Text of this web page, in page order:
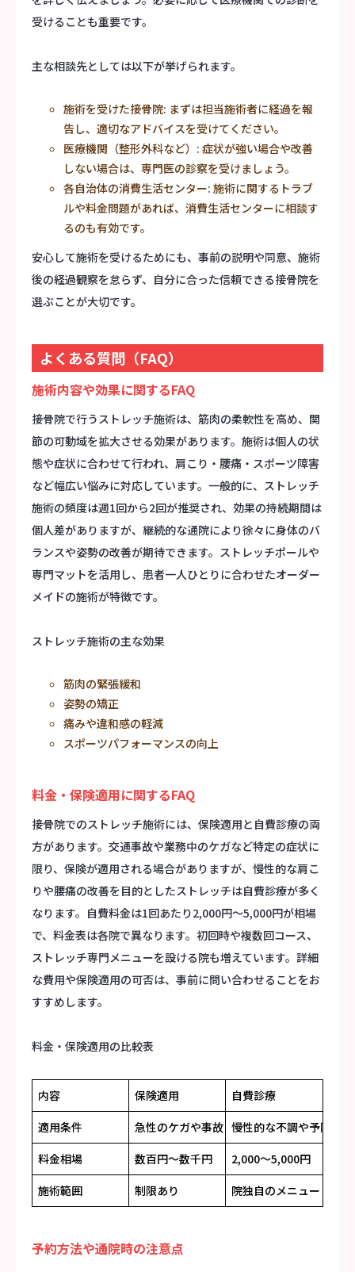
受けることも重要です。
主な相談先としては以下が挙げられます。
施術を受けた接骨院: まずは担当施術者に経過を報
告し、適切なアドバイスを受けてください。
医療機関（整形外科など）: 症状が強い場合や改善
しない場合は、専門医の診察を受けましょう。
各自治体の消費生活センター: 施術に関するトラブ
ルや料金問題があれば、消費生活センターに相談す
るのも有効です。
安心して施術を受けるためにも、事前の説明や同意、施術
後の経過観察を怠らず、自分に合った信頼できる接骨院を
選ぶことが大切です。
よくある質問（FAQ）
施術内容や効果に関するFAQ
接骨院で行うストレッチ施術は、筋肉の柔軟性を高め、関
節の可動域を拡大させる効果があります。施術は個人の状
態や症状に合わせて行われ、肩こり・腰痛・スポーツ障害
など幅広い悩みに対応しています。一般的に、ストレッチ
施術の頻度は週1回から2回が推奨され、効果の持続期間は
個人差がありますが、継続的な通院により徐々に身体のバ
ランスや姿勢の改善が期待できます。ストレッチポールや
専門マットを活用し、患者一人ひとりに合わせたオーダー
メイドの施術が特徴です。
ストレッチ施術の主な効果
筋肉の緊張緩和
姿勢の矯正
痛みや違和感の軽減
スポーツパフォーマンスの向上
料金・保険適用に関するFAQ
接骨院でのストレッチ施術には、保険適用と自費診療の両
方があります。交通事故や業務中のケガなど特定の症状に
限り、保険が適用される場合がありますが、慢性的な肩こ
りや腰痛の改善を目的としたストレッチは自費診療が多く
なります。自費料金は1回あたり2,000円～5,000円が相場
で、料金表は各院で異なります。初回時や複数回コース、
ストレッチ専門メニューを設ける院も増えています。詳細
な費用や保険適用の可否は、事前に問い合わせることをお
すすめします。
料金・保険適用の比較表
内容 保険適用
自費診療
適用条件
急性のケガや事故 慢性的な不調や予防
料金相場
数百円～数千円
2,000～5,000円
施術範囲
制限あり 院独自のメニュー
予約方法や通院時の注意点